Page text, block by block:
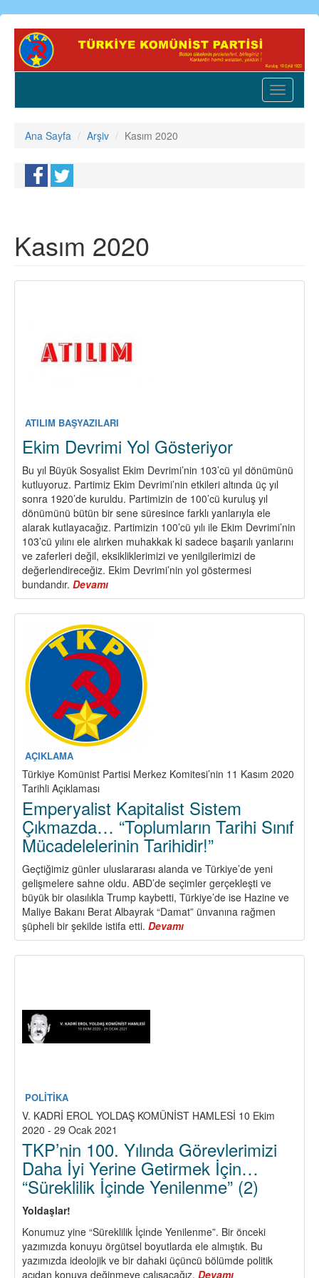
Ana
içeriğe
Toggle
Ana Sayfa Arşiv Kasım 2020
Kasım 2020
ATILIM BAŞYAZILARI
Ekim Devrimi Yol Gösteriyor
Bu yıl Büyük Sosyalist Ekim Devrimi’nin 103’cü yıl dönümünü
kutluyoruz. Partimiz Ekim Devrimi’nin etkileri altında üç yıl
sonra 1920’de kuruldu. Partimizin de 100’cü kuruluş yıl
dönümünü bütün bir sene süresince farklı yanlarıyla ele
alarak kutlayacağız. Partimizin 100’cü yılı ile Ekim Devrimi’nin
103’cü yılını ele alırken muhakkak ki sadece başarılı yanlarını
ve zaferleri değil, eksikliklerimizi ve yenilgilerimizi de
değerlendireceğiz. Ekim Devrimi’nin yol göstermesi
bundandır. Devamı
Ekim
Devrimi
Yol
Gösteriyor
AÇIKLAMA
Türkiye Komünist Partisi Merkez Komitesi’nin 11 Kasım 2020
Tarihli Açıklaması
Emperyalist Kapitalist Sistem
Çıkmazda… “Toplumların Tarihi Sınıf
Mücadelelerinin Tarihidir!”
Geçtiğimiz günler uluslararası alanda ve Türkiye’de yeni
gelişmelere sahne oldu. ABD’de seçimler gerçekleşti ve
büyük bir olasılıkla Trump kaybetti, Türkiye’de ise Hazine ve
Maliye Bakanı Berat Albayrak “Damat” ünvanına rağmen
şüpheli bir şekilde istifa etti. Devamı
Emperyalist
Kapitalist
POLİTİKA
V. KADRİ EROL YOLDAŞ KOMÜNİST HAMLESİ 10 Ekim
2020 - 29 Ocak 2021
TKP’nin 100. Yılında Görevlerimizi
Daha İyi Yerine Getirmek İçin…
“Süreklilik İçinde Yenilenme” (2)
Yoldaşlar!
Konumuz yine “Süreklilik İçinde Yenilenme”. Bir önceki
yazımızda konuyu örgütsel boyutlarda ele almıştık. Bu
yazımızda ideolojik ve bir dahaki üçüncü bölümde politik
açıdan konuya değinmeye çalışacağız. Devamı